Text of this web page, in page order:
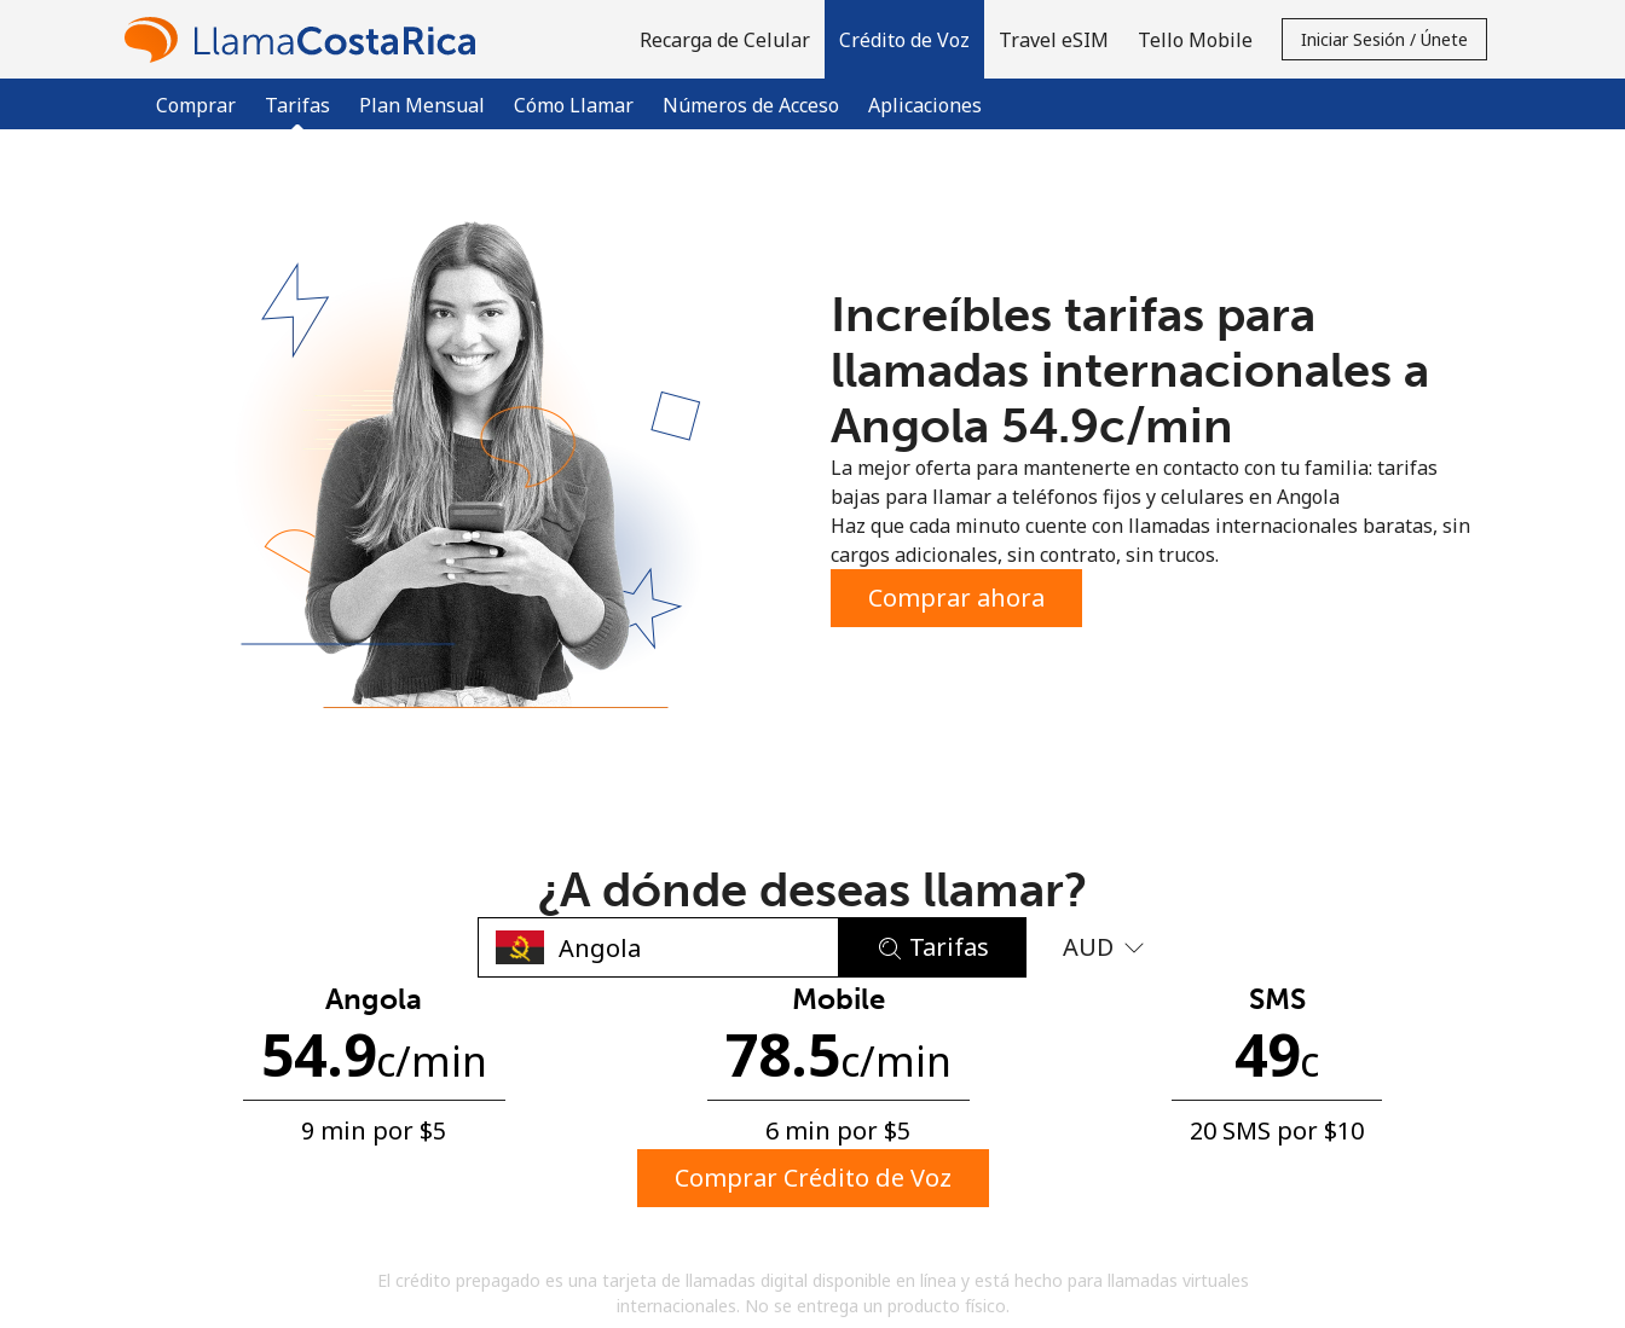
Recarga de Celular Crédito de Voz
Comprar Tarifas Plan Mensual Cómo Llamar Números de Acceso Aplicaciones
Travel eSIM Tello Mobile Iniciar Sesión / Únete
¿Ya tienes una cuenta? Inicia sesión →
Regístrate con
No se ha creado una contraseña
Mínimo 8 caracteres
Una letra mayúscula y una minúscula
Un caracter especial
Increíbles tarifas para
llamadas internacionales a
Angola ⁦54.9c⁩/min
La mejor oferta para mantenerte en contacto con tu familia: tarifas
bajas para llamar a teléfonos fijos y celulares en Angola
Haz que cada minuto cuente con llamadas internacionales baratas, sin
cargos adicionales, sin contrato, sin trucos.
Comprar ahora
¿A dónde deseas llamar?
Tarifas AUD
Angola
54.9c/min
9 min por ⁦$5⁩
Mobile
78.5c/min
6 min por ⁦$5⁩
SMS
49c
20 SMS por ⁦$10⁩
Comprar Crédito de Voz
El crédito prepagado es una tarjeta de llamadas digital disponible en línea y está hecho para llamadas virtuales
internacionales. No se entrega un producto físico.